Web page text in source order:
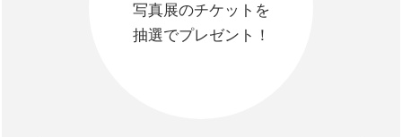
写真展のチケットを
抽選でプレゼント！